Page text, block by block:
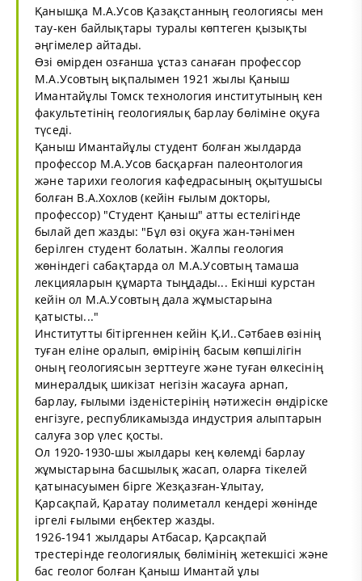
Қанышқа М.А.Усов Қазақстанның геологиясы мен
тау-кен байлықтары туралы көптеген қызықты
әңгімелер айтады.
Өзі өмірден озғанша ұстаз санаған профессор
М.А.Усовтың ықпалымен 1921 жылы Қаныш
Имантайұлы Томск технология институтының кен
факультетінің геологиялық барлау бөліміне оқуға
түседі.
Қаныш Имантайұлы студент болған жылдарда
профессор М.А.Усов басқарған палеонтология
және тарихи геология кафедрасының оқытушысы
болған В.А.Хохлов (кейін ғылым докторы,
профессор) "Студент Қаныш" атты естелігінде
былай деп жазды: "Бұл өзі оқуға жан-тәнімен
берілген студент болатын. Жалпы геология
жөніндегі сабақтарда ол М.А.Усовтың тамаша
лекцияларын құмарта тыңдады... Екінші курстан
кейін ол М.А.Усовтың дала жұмыстарына
қатысты..."
Институтты бітіргеннен кейін Қ.И..Сәтбаев өзінің
туған еліне оралып, өмірінің басым көпшілігін
оның геологиясын зерттеуге және туған өлкесінің
минералдық шикізат негізін жасауға арнап,
барлау, ғылыми ізденіcтерінің нәтижесін өндіріске
енгізуге, республикамызда индустрия алыптарын
салуға зор үлес қосты.
Ол 1920-1930-шы жылдары кең көлемді барлау
жұмыстарына басшылық жасап, оларға тікелей
қатынасуымен бірге Жезқазған-Ұлытау,
Қарсақпай, Қаратау полиметалл кендері жөнінде
іргелі ғылыми еңбектер жазды.
1926-1941 жылдары Атбасар, Қарсақпай
трестерінде геологиялық бөлімінің жетекшісі және
бас геолог болған Қаныш Имантай ұлы